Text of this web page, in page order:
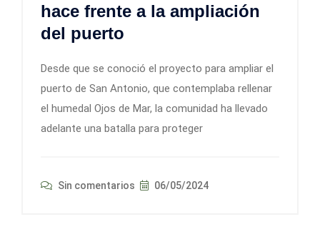
hace frente a la ampliación
del puerto
Desde que se conoció el proyecto para ampliar el
puerto de San Antonio, que contemplaba rellenar
el humedal Ojos de Mar, la comunidad ha llevado
adelante una batalla para proteger
Sin comentarios 06/05/2024